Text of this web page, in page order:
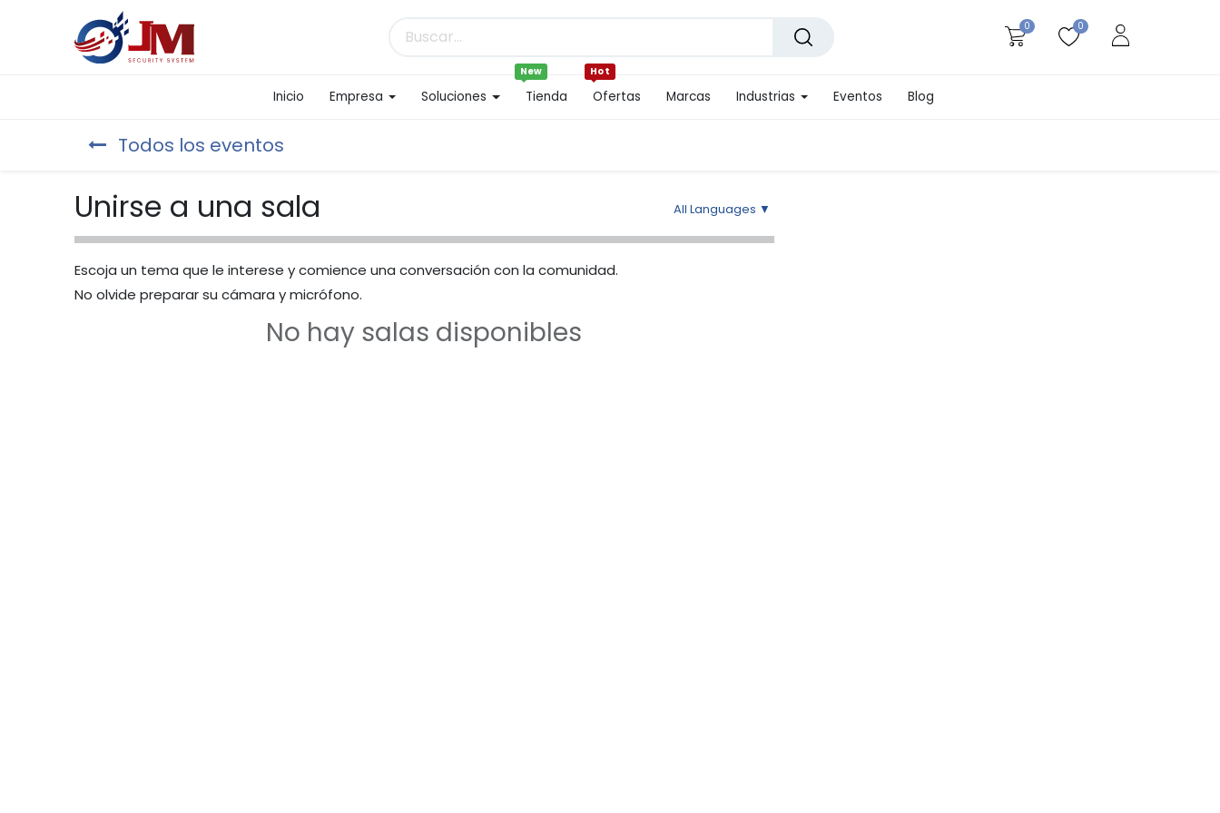
0 0
Inicio Empresa Soluciones Tienda
New
Ofertas
Hot
Marcas Industrias Eventos Blog
Todos los eventos
Unirse a una sala All Languages ▼
Escoja un tema que le interese y comience una conversación con la comunidad.
No olvide preparar su cámara y micrófono.
No hay salas disponibles